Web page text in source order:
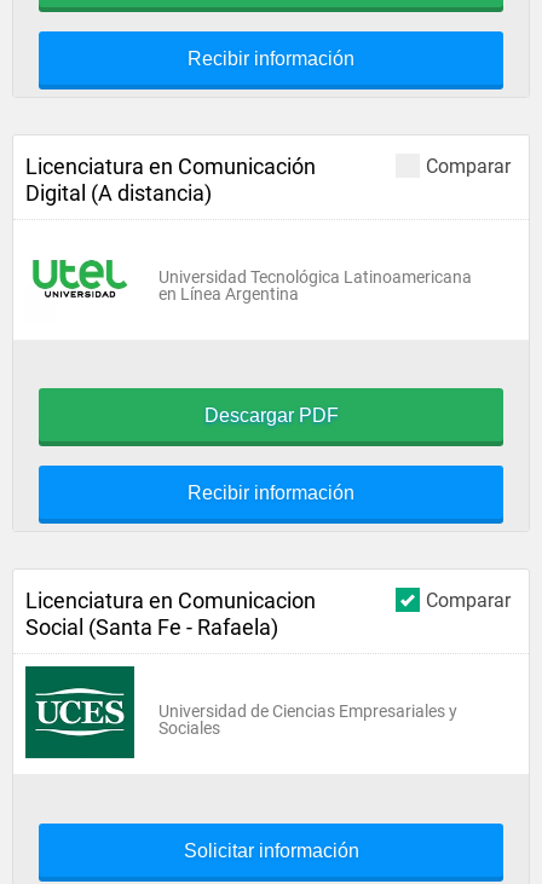
Recibir información
Comparar
Licenciatura en Comunicación
Digital (A distancia)
Universidad Tecnológica Latinoamericana
en Línea Argentina
Descargar PDF
Recibir información
Comparar
Licenciatura en Comunicacion
Social (Santa Fe - Rafaela)
Universidad de Ciencias Empresariales y
Sociales
Solicitar información